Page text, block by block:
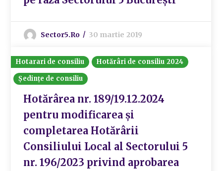
Sector5.ro 30 martie 2019
Hotarari de consiliu
Hotărâri de consiliu 2024
Ședințe de consiliu
Hotărârea nr. 189/19.12.2024
pentru modificarea și
completarea Hotărârii
Consiliului Local al Sectorului 5
nr. 196/2023 privind aprobarea